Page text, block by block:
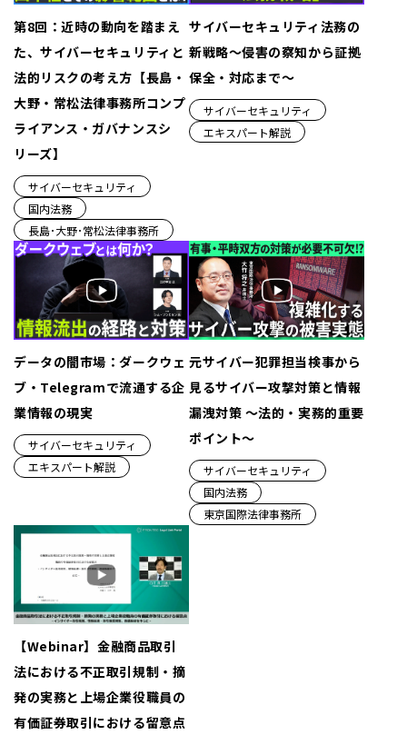
第8回：近時の動向を踏まえ
た、サイバーセキュリティと
法的リスクの考え方【長島・
大野・常松法律事務所コンプ
ライアンス・ガバナンスシ
リーズ】
サイバーセキュリティ
国内法務
長島･大野･常松法律事務所
サイバーセキュリティ法務の
新戦略〜侵害の察知から証拠
保全・対応まで〜
サイバーセキュリティ
エキスパート解説
データの闇市場：ダークウェ
ブ・Telegramで流通する企
業情報の現実
サイバーセキュリティ
エキスパート解説
元サイバー犯罪担当検事から
見るサイバー攻撃対策と情報
漏洩対策 ～法的・実務的重要
ポイント～
サイバーセキュリティ
国内法務
東京国際法律事務所
【Webinar】金融商品取引
法における不正取引規制・摘
発の実務と上場企業役職員の
有価証券取引における留意点